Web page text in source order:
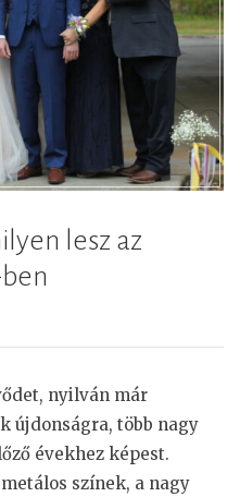
lesz az
nyilván már
újdonságra, több nagy
évekhez képest.
színek, a nagy